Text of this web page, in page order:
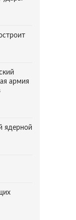
армия
ядерной